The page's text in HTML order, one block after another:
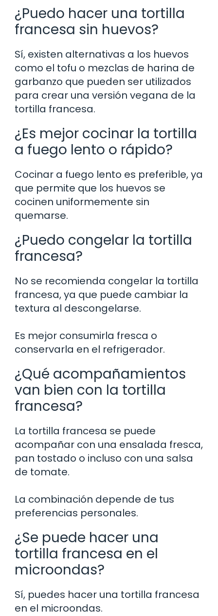
¿Puedo hacer una tortilla
francesa sin huevos?
Sí, existen alternativas a los huevos
como el tofu o mezclas de harina de
garbanzo que pueden ser utilizados
para crear una versión vegana de la
tortilla francesa.
¿Es mejor cocinar la tortilla
a fuego lento o rápido?
Cocinar a fuego lento es preferible, ya
que permite que los huevos se
cocinen uniformemente sin
quemarse.
¿Puedo congelar la tortilla
francesa?
No se recomienda congelar la tortilla
francesa, ya que puede cambiar la
textura al descongelarse.
Es mejor consumirla fresca o
conservarla en el refrigerador.
¿Qué acompañamientos
van bien con la tortilla
francesa?
La tortilla francesa se puede
acompañar con una ensalada fresca,
pan tostado o incluso con una salsa
de tomate.
La combinación depende de tus
preferencias personales.
¿Se puede hacer una
tortilla francesa en el
microondas?
Sí, puedes hacer una tortilla francesa
en el microondas.